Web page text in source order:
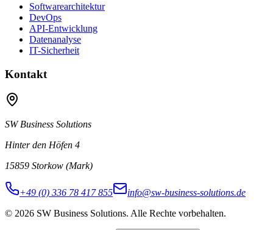
Softwarearchitektur
DevOps
API-Entwicklung
Datenanalyse
IT-Sicherheit
Kontakt
SW Business Solutions
Hinter den Höfen 4
15859 Storkow (Mark)
+49 (0) 336 78 417 855
info@sw-business-solutions.de
© 2026 SW Business Solutions. Alle Rechte vorbehalten.